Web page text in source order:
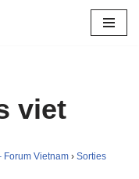
viet
Forum Vietnam › Sorties